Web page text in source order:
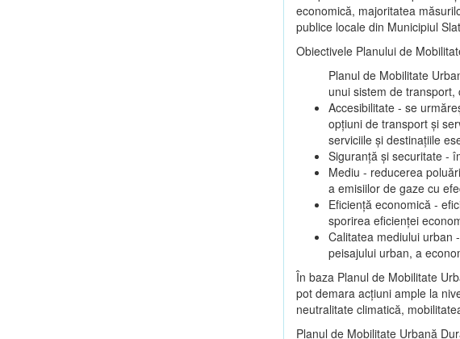
economică, majoritatea
publice locale din Municipiul
Obiectivele Planului de
Planul de Mobilitate
unui sistem de
Accesibilitate - se
opțiuni de transport și
serviciile și destinațiile
Siguranță și securitate -
Mediu - reducerea
a emisiilor de gaze cu
Eficiență economică -
sporirea eficienței
Calitatea mediului urban
peisajului urban, a
În baza Planul de Mobilitate
pot demara acțiuni ample la
neutralitate climatică,
Planul de Mobilitate Urbană